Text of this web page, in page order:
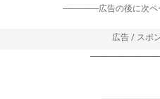
-----------------広告の後に次
広告 / スポ